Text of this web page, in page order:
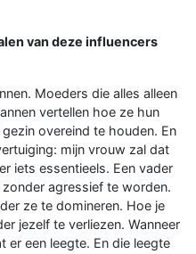
van deze influencers
Moeders die alles alleen
vertellen hoe ze hun
overeind te houden. En
mijn vrouw zal dat
iets essentieels. Een vader
agressief te worden.
ze te domineren. Hoe je
jezelf te verliezen. Wanneer
een leegte. En die leegte